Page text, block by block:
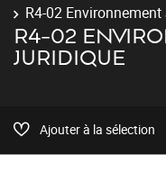
R4-02
R4-02
JURIDIQUE
Ajouter à la sélection